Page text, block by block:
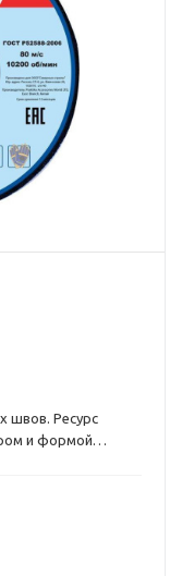
швов. Ресурс
и формой
твердость,